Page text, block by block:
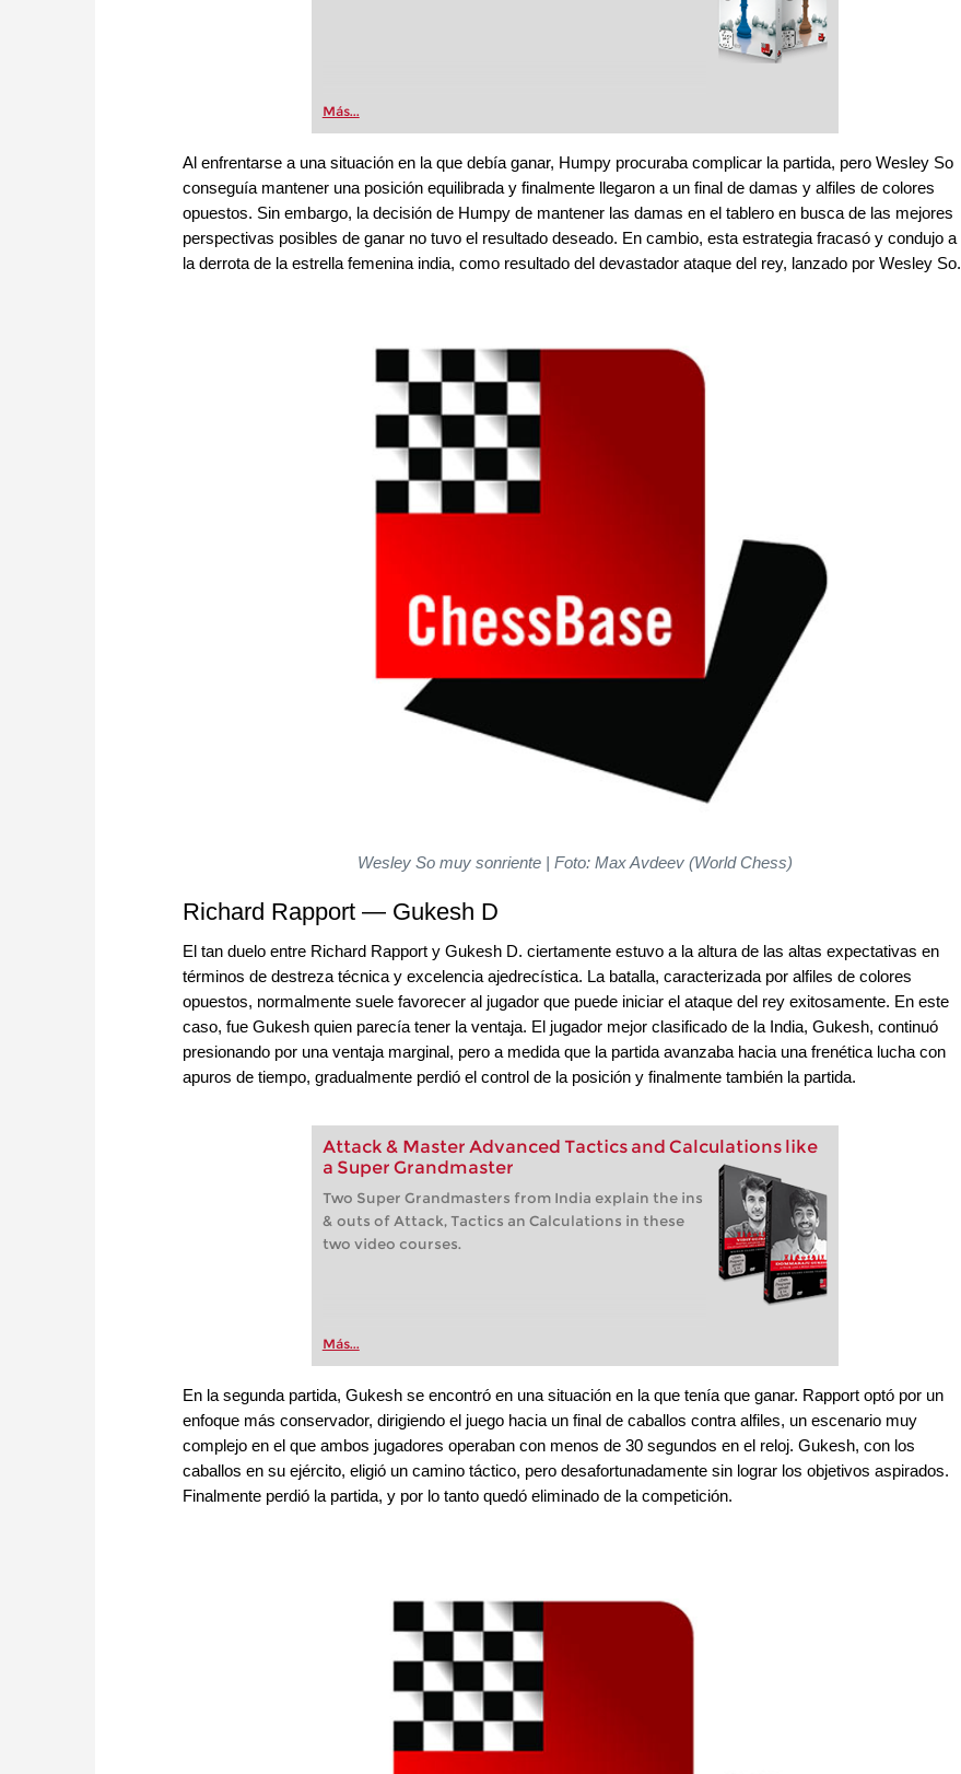
Más...
Al enfrentarse a una situación en la que debía ganar, Humpy procuraba complicar la partida, pero Wesley So
conseguía mantener una posición equilibrada y finalmente llegaron a un final de damas y alfiles de colores
opuestos. Sin embargo, la decisión de Humpy de mantener las damas en el tablero en busca de las mejores
perspectivas posibles de ganar no tuvo el resultado deseado. En cambio, esta estrategia fracasó y condujo a
la derrota de la estrella femenina india, como resultado del devastador ataque del rey, lanzado por Wesley So.
Wesley So muy sonriente | Foto: Max Avdeev (World Chess)
Richard Rapport — Gukesh D
El tan duelo entre Richard Rapport y Gukesh D. ciertamente estuvo a la altura de las altas expectativas en
términos de destreza técnica y excelencia ajedrecística. La batalla, caracterizada por alfiles de colores
opuestos, normalmente suele favorecer al jugador que puede iniciar el ataque del rey exitosamente. En este
caso, fue Gukesh quien parecía tener la ventaja. El jugador mejor clasificado de la India, Gukesh, continuó
presionando por una ventaja marginal, pero a medida que la partida avanzaba hacia una frenética lucha con
apuros de tiempo, gradualmente perdió el control de la posición y finalmente también la partida.
Attack & Master Advanced Tactics and Calculations like
a Super Grandmaster
Two Super Grandmasters from India explain the ins
& outs of Attack, Tactics an Calculations in these
two video courses.
Más...
En la segunda partida, Gukesh se encontró en una situación en la que tenía que ganar. Rapport optó por un
enfoque más conservador, dirigiendo el juego hacia un final de caballos contra alfiles, un escenario muy
complejo en el que ambos jugadores operaban con menos de 30 segundos en el reloj. Gukesh, con los
caballos en su ejército, eligió un camino táctico, pero desafortunadamente sin lograr los objetivos aspirados.
Finalmente perdió la partida, y por lo tanto quedó eliminado de la competición.